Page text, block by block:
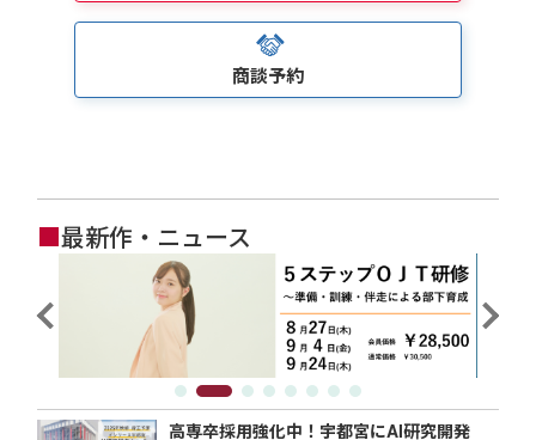
商談予約
■最新作・ニュース
高専卒採用強化中！宇都宮にAI研究開発